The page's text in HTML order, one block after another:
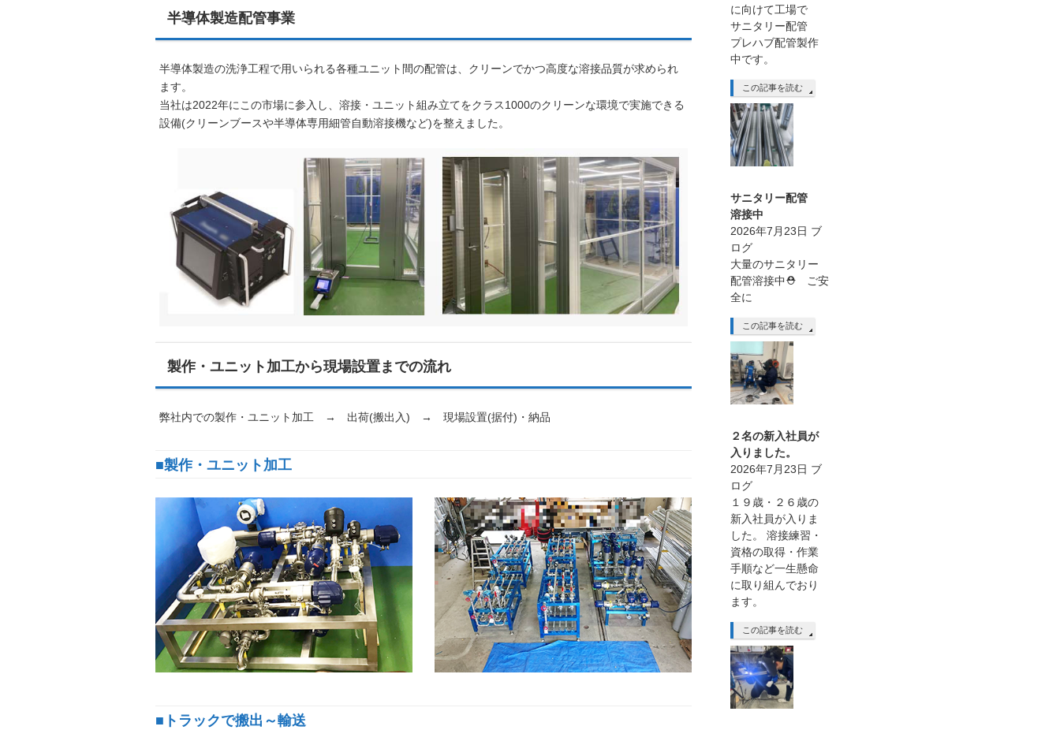
半導体製造配管事業
半導体製造の洗浄工程で用いられる各種ユニット間の配管は、クリーンでかつ高度な溶接品質が求められ
ます。
当社は2022年にこの市場に参入し、溶接・ユニット組み立てをクラス1000のクリーンな環境で実施できる
設備(クリーンブースや半導体専用細管自動溶接機など)を整えました。
製作・ユニット加工から現場設置までの流れ
弊社内での製作・ユニット加工 → 出荷(搬出入) → 現場設置(据付)・納品
■製作・ユニット加工
■トラックで搬出～輸送
に向けて工場で
サニタリー配管
プレハブ配管製作
中です。
この記事を読む
サニタリー配管
溶接中
2026年7月23日 ブ
ログ
大量のサニタリー
配管溶接中⛑ ご安
全に
この記事を読む
２名の新入社員が
入りました。
2026年7月23日 ブ
ログ
１９歳・２６歳の
新入社員が入りま
した。 溶接練習・
資格の取得・作業
手順など一生懸命
に取り組んでおり
ます。
この記事を読む